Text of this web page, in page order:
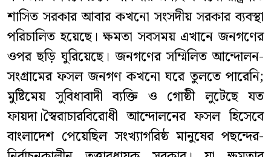
শাসিত সরকার আবার কখনো সংসদীয় সরকার ব্যবস্থা
পরিচালিত হয়েছে। ক্ষমতা সবসময় এখানে জনগণের
ওপর ছড়ি ঘুরিয়েছে। জনগণের সম্মিলিত আন্দোলন-
সংগ্রামের ফসল জনগণ কখনো ঘরে তুলতে পারেনি;
মুষ্টিমেয় সুবিধাবাদী ব্যক্তি ও গোষ্ঠী লুটেছে যত
ফায়দা।স্বৈরাচারবিরোধী আন্দোলনের ফসল হিসেবে
বাংলাদেশ পেয়েছিল সংখ্যাগরিষ্ঠ মানুষের পছন্দের-